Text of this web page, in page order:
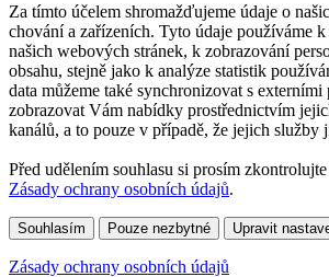
Za tímto účelem shromažďujeme údaje o
chování a zařízeních. Tyto údaje používáme
našich webových stránek, k zobrazování
obsahu, stejně jako k analýze statistik
data můžeme také synchronizovat s externími
zobrazovat Vám nabídky prostřednictvím
kanálů, a to pouze v případě, že jejich služby
Před udělením souhlasu si prosím zkontrolujte
Zásady ochrany osobních údajů.
Souhlasím Pouze nezbytné Upravit
Zásady ochrany osobních údajů